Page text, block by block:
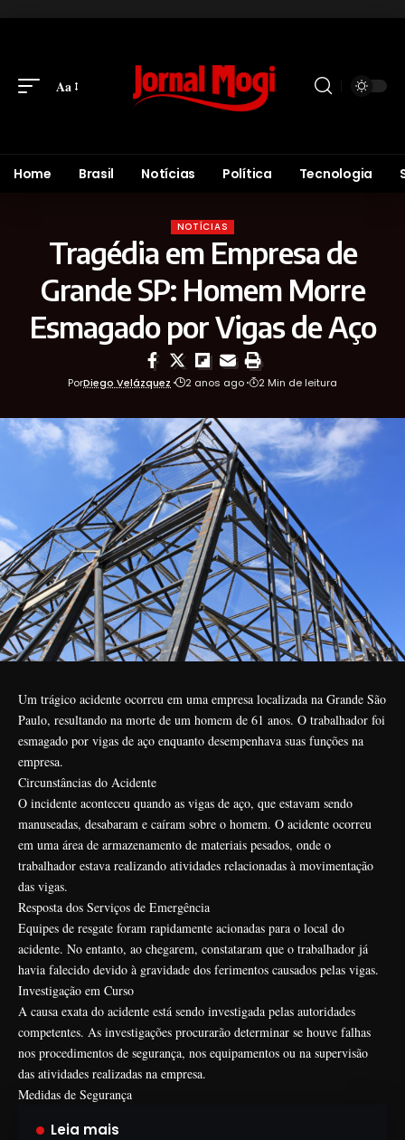
Aa
Home Brasil Notícias Política Tecnologia
NOTÍCIAS
Tragédia em Empresa de
Grande SP: Homem Morre
Esmagado por Vigas de Aço
PorDiego Velázquez 2 anos ago 2 Min de leitura
Um trágico acidente ocorreu em uma empresa localizada na Grande São
Paulo, resultando na morte de um homem de 61 anos. O trabalhador foi
esmagado por vigas de aço enquanto desempenhava suas funções na
empresa.
Circunstâncias do Acidente
O incidente aconteceu quando as vigas de aço, que estavam sendo
manuseadas, desabaram e caíram sobre o homem. O acidente ocorreu
em uma área de armazenamento de materiais pesados, onde o
trabalhador estava realizando atividades relacionadas à movimentação
das vigas.
Resposta dos Serviços de Emergência
Equipes de resgate foram rapidamente acionadas para o local do
acidente. No entanto, ao chegarem, constataram que o trabalhador já
havia falecido devido à gravidade dos ferimentos causados pelas vigas.
Investigação em Curso
A causa exata do acidente está sendo investigada pelas autoridades
competentes. As investigações procurarão determinar se houve falhas
nos procedimentos de segurança, nos equipamentos ou na supervisão
das atividades realizadas na empresa.
Medidas de Segurança
Leia mais